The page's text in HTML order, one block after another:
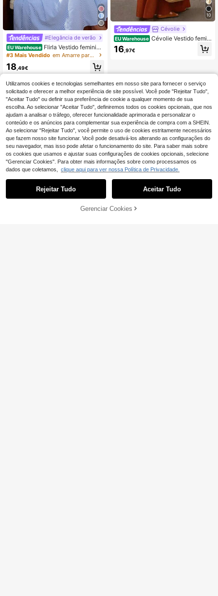
#Elegância de verão
EU Warehouse Flirla Vestido feminino
listrado azul e branco, sem alças, c
om decote nas costas e modelagem
evasê, ideal para férias casuais e s
ensuais, com estilo europeu e ameri
cano.
#3 Mais Vendido em Amarre para trás Vestidos Femininos
18 ,49€
10
Cévolie
EU Warehouse Cévolie Vestido femini
no casual texturado com pregas, se
xy, alças finas, para férias
16 ,97€
ADICIONAR AO CARRINHO
Utilizamos cookies e tecnologias semelhantes em nosso site para fornecer o serviço
solicitado e oferecer a melhor experiência de site possível. Você pode "Rejeitar Tudo",
"Aceitar Tudo" ou definir sua preferência de cookie a qualquer momento de sua
escolha. Ao selecionar "Aceitar Tudo", definiremos todos os cookies opcionais, que nos
ajudam a analisar o tráfego, oferecer funcionalidade aprimorada e personalizar o
conteúdo e os anúncios para complementar sua experiência de compra com a SHEIN.
Ao selecionar "Rejeitar Tudo", você permite o uso de cookies estritamente necessários
que fazem nosso site funcionar. Você pode desativá-los alterando as configurações do
seu navegador, mas isso pode afetar o funcionamento do site. Para saber mais sobre
os cookies que usamos e ajustar suas configurações de cookies opcionais, selecione
"Gerenciar Cookies". Para obter mais informações sobre como processamos os
dados que coletamos, clique aqui para ver nossa Política de Privacidade.
Rejeitar Tudo Aceitar Tudo
Gerenciar Cookies